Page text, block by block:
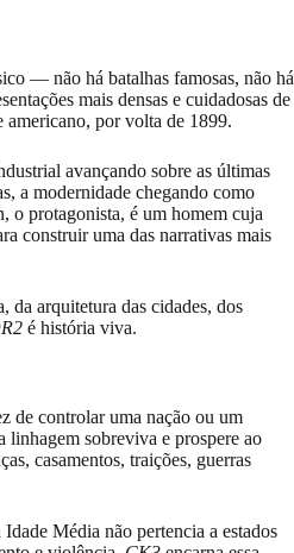
— não há batalhas famosas, não há
mais densas e cuidadosas de
por volta de 1899.
avançando sobre as últimas
a modernidade chegando como
o protagonista, é um homem cuja
construir uma das narrativas mais
arquitetura das cidades, dos
é história viva.
de controlar uma nação ou um
linhagem sobreviva e prospere ao
casamentos, traições, guerras
Média não pertencia a estados